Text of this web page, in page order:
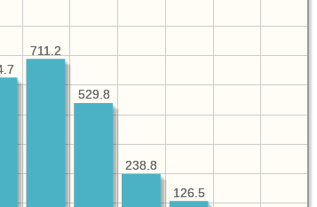
126.5
238.8
529.8
711.2
126.5
238.8
529.8
711.2